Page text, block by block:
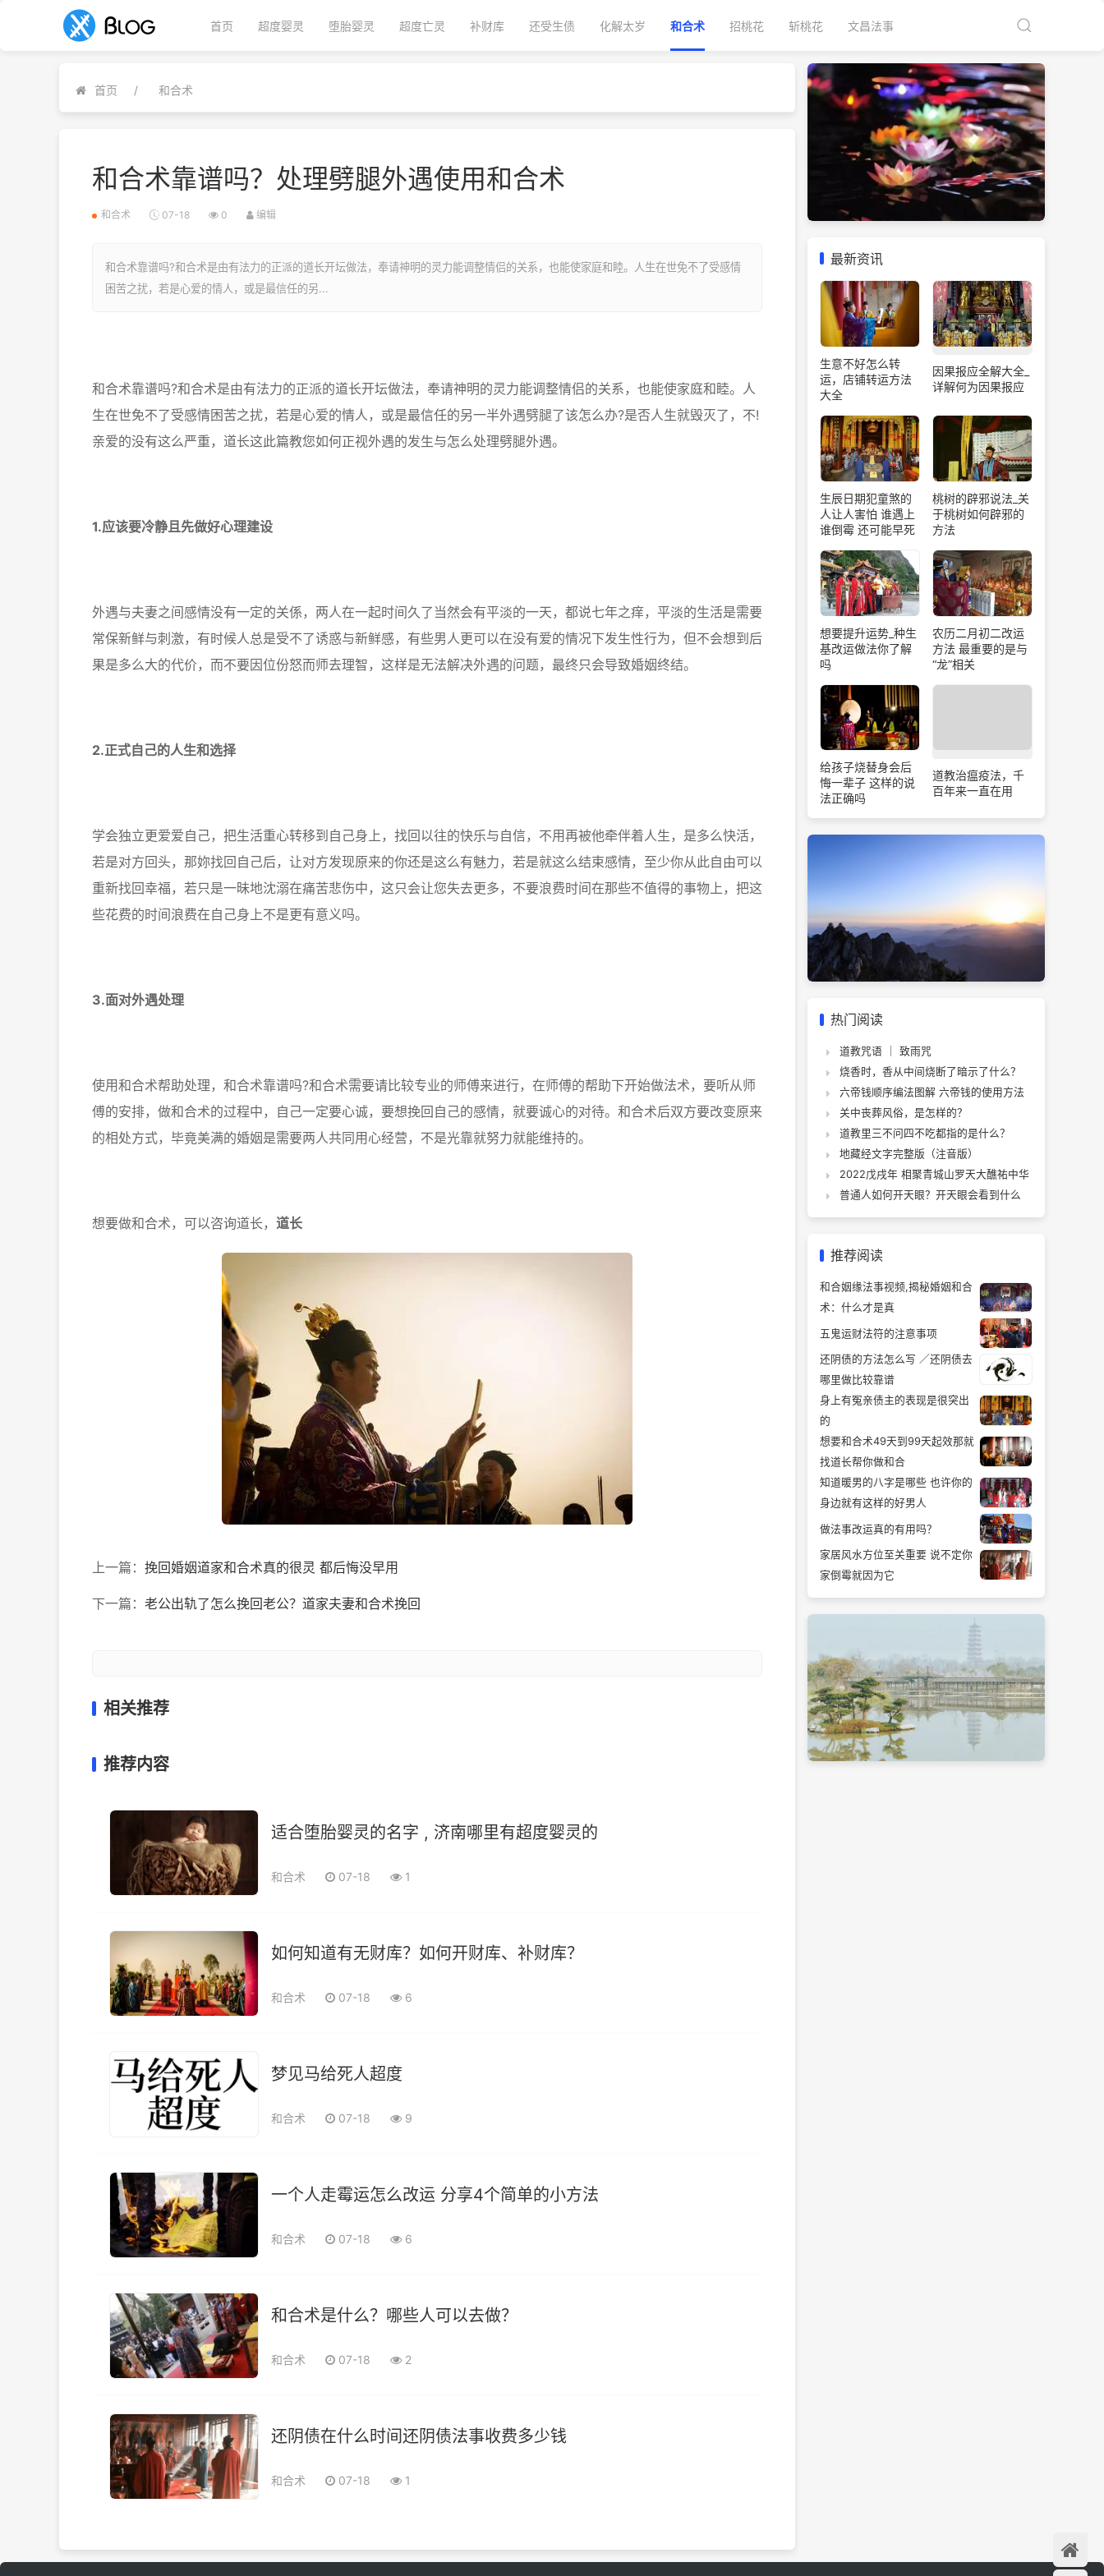
首页 超度婴灵 堕胎婴灵 超度亡灵 补财库 还受生债 化解太岁 和合术 招桃花 斩桃花 文昌法事
首页 和合术
和合术靠谱吗？处理劈腿外遇使用和合术
和合术 07-18 0 编辑
和合术靠谱吗?和合术是由有法力的正派的道长开坛做法，奉请神明的灵力能调整情侣的关系，也能使家庭和睦。人生在世免不了受感情
困苦之扰，若是心爱的情人，或是最信任的另...
和合术靠谱吗?和合术是由有法力的正派的道长开坛做法，奉请神明的灵力能调整情侣的关系，也能使家庭和睦。人
生在世免不了受感情困苦之扰，若是心爱的情人，或是最信任的另一半外遇劈腿了该怎么办?是否人生就毁灭了，不!
亲爱的没有这么严重，道长这此篇教您如何正视外遇的发生与怎么处理劈腿外遇。
1.应该要冷静且先做好心理建设
外遇与夫妻之间感情没有一定的关係，两人在一起时间久了当然会有平淡的一天，都说七年之痒，平淡的生活是需要
常保新鲜与刺激，有时候人总是受不了诱惑与新鲜感，有些男人更可以在没有爱的情况下发生性行为，但不会想到后
果是多么大的代价，而不要因位份怒而师去理智，这样是无法解决外遇的问题，最终只会导致婚姻终结。
2.正式自己的人生和选择
学会独立更爱爱自己，把生活重心转移到自己身上，找回以往的快乐与自信，不用再被他牵伴着人生，是多么快活，
若是对方回头，那妳找回自己后，让对方发现原来的你还是这么有魅力，若是就这么结束感情，至少你从此自由可以
重新找回幸福，若只是一昧地沈溺在痛苦悲伤中，这只会让您失去更多，不要浪费时间在那些不值得的事物上，把这
些花费的时间浪费在自己身上不是更有意义吗。
3.面对外遇处理
使用和合术帮助处理，和合术靠谱吗?和合术需要请比较专业的师傅来进行，在师傅的帮助下开始做法术，要听从师
傅的安排，做和合术的过程中，自己一定要心诚，要想挽回自己的感情，就要诚心的对待。和合术后双方要改变原来
的相处方式，毕竟美满的婚姻是需要两人共同用心经营，不是光靠就努力就能维持的。
想要做和合术，可以咨询道长， 道长
上一篇： 挽回婚姻道家和合术真的很灵 都后悔没早用
下一篇： 老公出轨了怎么挽回老公？道家夫妻和合术挽回
相关推荐
推荐内容
适合堕胎婴灵的名字 , 济南哪里有超度婴灵的
和合术 07-18 1
如何知道有无财库？如何开财库、补财库？
和合术 07-18 6
梦见马给死人超度
和合术 07-18 9
一个人走霉运怎么改运 分享4个简单的小方法
和合术 07-18 6
和合术是什么？哪些人可以去做？
和合术 07-18 2
还阴债在什么时间还阴债法事收费多少钱
和合术 07-18 1
最新资讯
生意不好怎么转
运，店铺转运方法
大全
因果报应全解大全_
详解何为因果报应
生辰日期犯童煞的
人让人害怕 谁遇上
谁倒霉 还可能早死
桃树的辟邪说法_关
于桃树如何辟邪的
方法
想要提升运势_种生
基改运做法你了解
吗
农历二月初二改运
方法 最重要的是与
“龙”相关
给孩子烧替身会后
悔一辈子 这样的说
法正确吗
道教治瘟疫法，千
百年来一直在用
热门阅读
道教咒语 ｜ 致雨咒
烧香时，香从中间烧断了暗示了什么？
六帝钱顺序编法图解 六帝钱的使用方法
关中丧葬风俗，是怎样的？
道教里三不问四不吃都指的是什么？
地藏经文字完整版（注音版）
2022戊戌年 相聚青城山罗天大醮祐中华
普通人如何开天眼？开天眼会看到什么
推荐阅读
和合姻缘法事视频,揭秘婚姻和合
术：什么才是真
五鬼运财法符的注意事项
还阴债的方法怎么写 ／还阴债去
哪里做比较靠谱
身上有冤亲债主的表现是很突出
的
想要和合术49天到99天起效那就
找道长帮你做和合
知道暖男的八字是哪些 也许你的
身边就有这样的好男人
做法事改运真的有用吗？
家居风水方位至关重要 说不定你
家倒霉就因为它